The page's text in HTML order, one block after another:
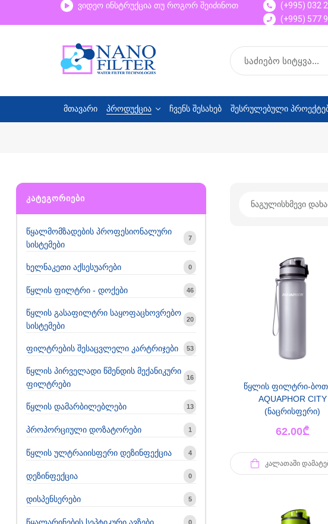
ვიდეო ინსტრუქცია თუ როგორ შეიძინოთ
(+995) 032
(+995) 577
მთავარი პროდუქცია ჩვენს შესახებ შესრულებული
წყლის ფილტრი-
AQUAPHOR CITY
(ნაცრისფერი)
62.00₾
ᲙᲐᲚᲐᲗᲐᲨᲘ
ᲙᲐᲢᲔᲒᲝᲠᲘᲔᲑᲘ
წყალმომზადების პროფესიონალური
სისტემები
7
ხელნაკეთი აქსესუარები 0
წყლის ფილტრი - დოქები 46
წყლის გასაფილტრი საყოფაცხოვრებო
სისტემები
20
ფილტრების შესაცვლელი კარტრიჯები 53
წყლის პირველადი წმენდის მექანიკური
ფილტრები
16
წყლის დამარბილებლები 13
პროპორციული დოზატორები 1
წყლის ულტრაიისფერი დეზინფექცია 4
დეზინფექცია 0
დისპენსერები 5
წყალარინების სეპტიკური ავზები 0